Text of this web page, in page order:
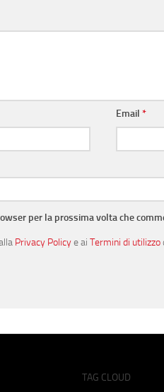
Email*
per la prossima volta che
Privacy Policye ai Termini di utilizzo
TAG CLOUD